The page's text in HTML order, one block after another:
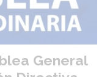
General